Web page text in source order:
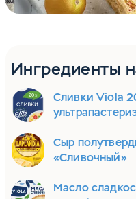
Ингредиенты
Сливки Viola
Сыр
«Сливочный»
Масло